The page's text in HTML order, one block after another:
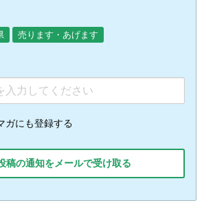
売ります・あげます
ガにも登録する
稿の通知をメールで受け取る